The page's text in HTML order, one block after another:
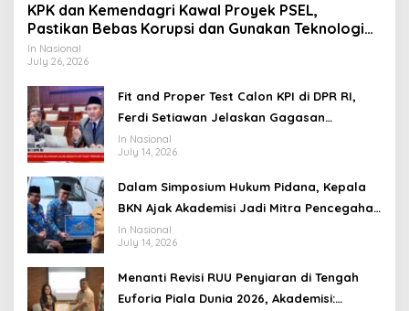
KPK dan Kemendagri Kawal Proyek PSEL,
Pastikan Bebas Korupsi dan Gunakan Teknologi
Ramah Lingkungan
In Nasional
July 26, 2026
Fit and Proper Test Calon KPI di DPR RI,
Ferdi Setiawan Jelaskan Gagasan
Transformasi Menuju Ekosistem Penyiaran
yang Adaptif
In Nasional
July 14, 2026
Dalam Simposium Hukum Pidana, Kepala
BKN Ajak Akademisi Jadi Mitra Pencegahan
Tindak Pidana di Birokrasi
In Nasional
July 14, 2026
Menanti Revisi RUU Penyiaran di Tengah
Euforia Piala Dunia 2026, Akademisi: